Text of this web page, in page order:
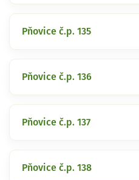
Pňovice č.p. 135
Pňovice č.p. 136
Pňovice č.p. 137
Pňovice č.p. 138